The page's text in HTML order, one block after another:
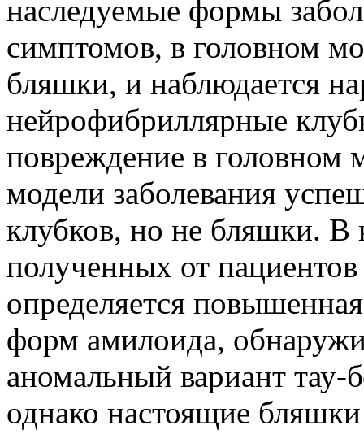
наследуемые формы
симптомов, в головном
бляшки, и наблюдается
нейрофибриллярные
повреждение в головном
модели заболевания
клубков, но не бляшки. В
полученных от
определяется
форм амилоида,
аномальный вариант
однако настоящие